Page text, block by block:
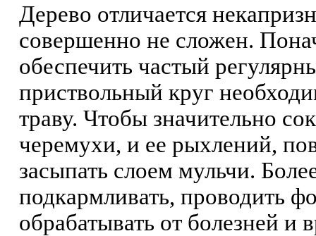
Дерево отличается
совершенно не сложен.
обеспечить частый
приствольный круг
траву. Чтобы значительно
черемухи, и ее рыхлений,
засыпать слоем мульчи.
подкармливать, проводить
обрабатывать от болезней и